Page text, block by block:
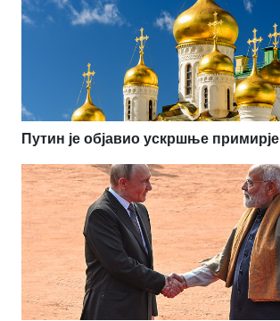
Путин је објавио ускршње примирје